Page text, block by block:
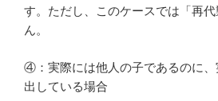
す。ただし、このケースでは「再
ん。
④：実際には他人の子であるのに、
出している場合